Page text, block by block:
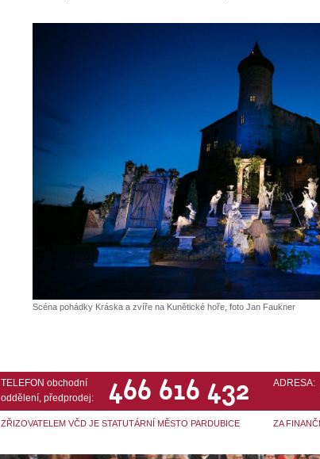
Scéna pohádky Kráska a zvíře na Kunětické hoře, foto Jan Faukner
TELEFON obchodní
oddělení, předprodej:
466 616 432 ADRESA:
ZŘIZOVATELEM VČD JE STATUTÁRNÍ MĚSTO PARDUBICE
ZA